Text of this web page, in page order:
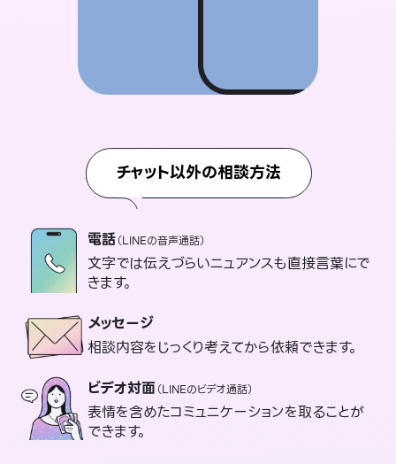
チャット以外の相談方法
電話（LINEの音声通話）
文字では伝えづらいニュアンスも直接言葉にで
きます。
メッセージ
相談内容をじっくり考えてから依頼できます。
ビデオ対面（LINEのビデオ通話）
表情を含めたコミュニケーションを取ることが
できます。